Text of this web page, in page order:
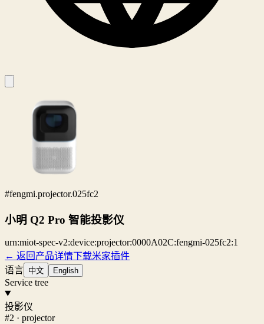
#fengmi.projector.025fc2
小明 Q2 Pro 智能投影仪
urn:miot-spec-v2:device:projector:0000A02C:fengmi-025fc2:1
← 返回产品详情下载米家插件
语言 中文 English
Service tree
投影仪
#2 · projector